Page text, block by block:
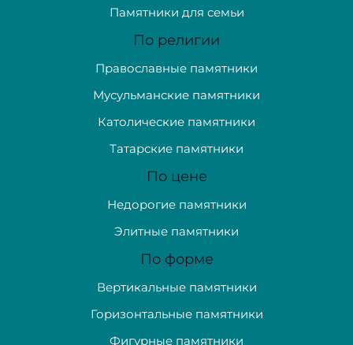
Памятники для семьи
По религии
Православные памятники
Мусульманские памятники
Католические памятники
Татарские памятники
По цене
Недорогие памятники
Элитные памятники
По форме
Вертикальные памятники
Горизонтальные памятники
Фигурные памятники